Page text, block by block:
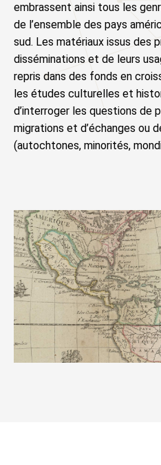
embrassent ainsi tous les
de l’ensemble des pays
sud. Les matériaux issus des
disséminations et de leurs
repris dans des fonds en
les études culturelles et
d’interroger les questions de
migrations et d’échanges ou
(autochtones, minorités,